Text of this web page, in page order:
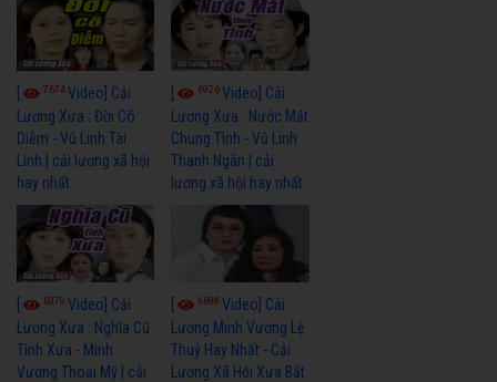
7674Video] Cải
Lương Xưa : Đời Cô
Diễm - Vũ Linh Tài
Linh | cải lương xã hội
hay nhất
6926Video] Cải
Lương Xưa : Nước Mắt
Chung Tình - Vũ Linh
Thanh Ngân | cải
lương xã hội hay nhất
6070 Video] Cải
Lương Xưa : Nghĩa Cũ
Tình Xưa - Minh
Vương Thoại Mỹ | cải
6688Video] Cải
Lương Minh Vương Lệ
Thuỷ Hay Nhất - Cải
Lương Xã Hội Xưa Bất